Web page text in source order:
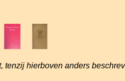
hierboven anders